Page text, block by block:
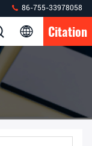
86-755-33978058
Citation